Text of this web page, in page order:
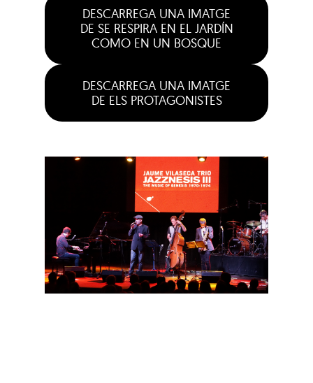
DESCARREGA UNA IMATGE
DE SE RESPIRA EN EL JARDÍN
COMO EN UN BOSQUE
DESCARREGA UNA IMATGE
DE ELS PROTAGONISTES